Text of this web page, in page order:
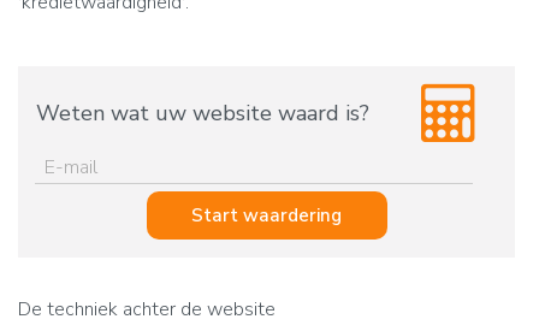
Weten wat uw website waard is?
Start waardering
De techniek achter de website